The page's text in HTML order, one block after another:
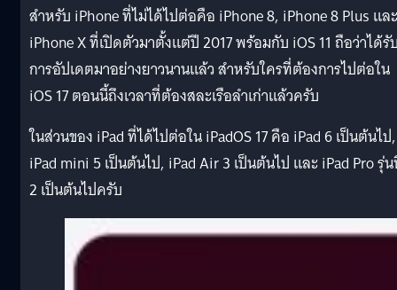
สำหรับ iPhone ที่ไม่ได้ไปต่อคือ iPhone 8, iPhone 8 Plus และ
iPhone X ที่เปิดตัวมาตั้งแต่ปี 2017 พร้อมกับ iOS 11 ถือว่าได้รั
การอัปเดตมาอย่างยาวนานแล้ว สำหรับใครที่ต้องการไปต่อใน
iOS 17 ตอนนี้ถึงเวลาที่ต้องสละเรือลำเก่าแล้วครับ
ในส่วนของ iPad ที่ได้ไปต่อใน iPadOS 17 คือ iPad 6 เป็นต้นไป,
iPad mini 5 เป็นต้นไป, iPad Air 3 เป็นต้นไป และ iPad Pro รุ่
2 เป็นต้นไปครับ